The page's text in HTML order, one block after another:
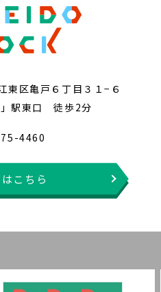
区亀戸６丁目３１−６
駅東口 徒歩2分
4460
こちら